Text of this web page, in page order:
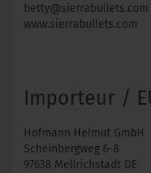
betty@sierrabullets.com
www.sierrabullets.com
Importeur /
Hofmann Helmut GmbH
Scheinbergweg 6-8
97638 Mellrichstadt DE